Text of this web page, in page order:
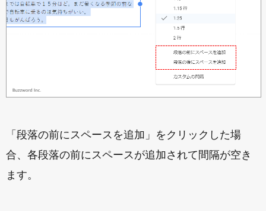
「段落の前にスペースを追加」をクリックした場
合、各段落の前にスペースが追加されて間隔が空き
ます。